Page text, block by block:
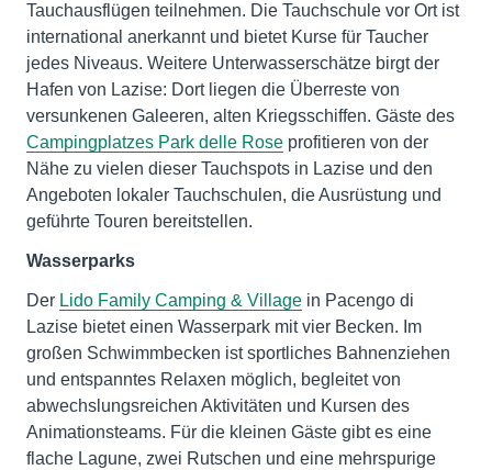
Tauchausflügen teilnehmen. Die Tauchschule vor Ort ist
international anerkannt und bietet Kurse für Taucher
jedes Niveaus. Weitere Unterwasserschätze birgt der
Hafen von Lazise: Dort liegen die Überreste von
versunkenen Galeeren, alten Kriegsschiffen. Gäste des
Campingplatzes Park delle Rose profitieren von der
Nähe zu vielen dieser Tauchspots in Lazise und den
Angeboten lokaler Tauchschulen, die Ausrüstung und
geführte Touren bereitstellen.
Wasserparks
Der Lido Family Camping & Village in Pacengo di
Lazise bietet einen Wasserpark mit vier Becken. Im
großen Schwimmbecken ist sportliches Bahnenziehen
und entspanntes Relaxen möglich, begleitet von
abwechslungsreichen Aktivitäten und Kursen des
Animationsteams. Für die kleinen Gäste gibt es eine
flache Lagune, zwei Rutschen und eine mehrspurige